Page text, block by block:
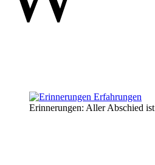
Erinnerungen: Aller Abschied